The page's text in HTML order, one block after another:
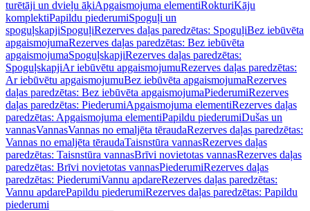
turētāji un dvieļu āķiApgaismojuma elementiRokturiKāju
komplektiPapildu piederumiSpoguļi un
spoguļskapjiSpoguļiRezerves daļas paredzētas: SpoguļiBez iebūvēta
apgaismojumaRezerves daļas paredzētas: Bez iebūvēta
apgaismojumaSpoguļskapjiRezerves daļas paredzētas:
SpoguļskapjiAr iebūvētu apgaismojumuRezerves daļas paredzētas:
Ar iebūvētu apgaismojumuBez iebūvēta apgaismojumaRezerves
daļas paredzētas: Bez iebūvēta apgaismojumaPiederumiRezerves
daļas paredzētas: PiederumiApgaismojuma elementiRezerves daļas
paredzētas: Apgaismojuma elementiPapildu piederumiDušas un
vannasVannasVannas no emaljēta tēraudaRezerves daļas paredzētas:
Vannas no emaljēta tēraudaTaisnstūra vannasRezerves daļas
paredzētas: Taisnstūra vannasBrīvi novietotas vannasRezerves daļas
paredzētas: Brīvi novietotas vannasPiederumiRezerves daļas
paredzētas: PiederumiVannu apdareRezerves daļas paredzētas:
Vannu apdarePapildu piederumiRezerves daļas paredzētas: Papildu
piederumi